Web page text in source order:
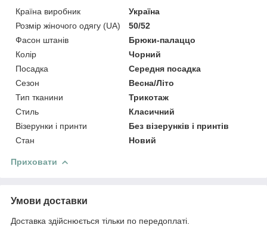
Країна виробник
Україна
Розмір жіночого одягу (UA)
50/52
Фасон штанів
Брюки-палаццо
Колір
Чорний
Посадка
Середня посадка
Сезон
Весна/Літо
Тип тканини
Трикотаж
Стиль
Класичний
Візерунки і принти
Без візерунків і принтів
Стан
Новий
Приховати
Умови доставки
Доставка здійснюється тільки по передоплаті.